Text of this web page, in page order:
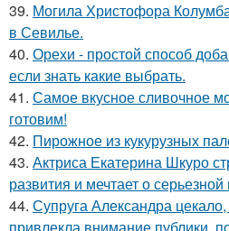
39. Могила Христофора
в Севилье.
40. Орехи - простой способ
если знать какие выбрать.
41. Самое вкусное сливочное
готовим!
42. Пирожное из кукурузных
43. Актриса Екатерина Шкуро
развития и мечтает о
44. Супруга Александра
привлекла внимание публики,